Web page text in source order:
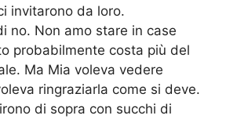
invitarono da loro.
no. Non amo stare in case
probabilmente costa più del
Ma Mia voleva vedere
ringraziarla come si deve.
di sopra con succhi di